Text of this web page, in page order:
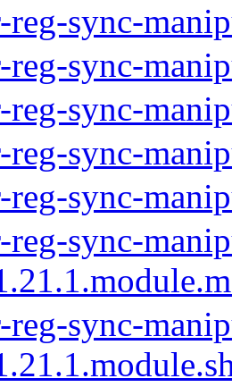
sync-
sync-
sync-
sync-
sync-
sync-
sync-